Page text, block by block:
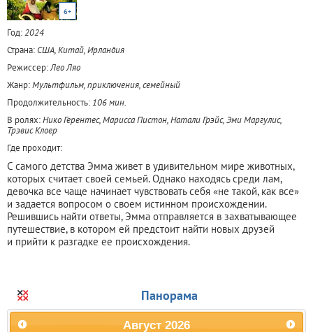
6+
Год:2024
Страна: США, Китай, Ирландия
Режиссер:Лео Ляо
Жанр:Мультфильм, приключения, семейный
Продолжительность: 106 мин.
В ролях:Нико Герентес, Марисса Пистон, Натали Грэйс, Эми Маргулис,
Трэвис Клоер
Где проходит:
С самого детства Эмма живет в удивительном мире животных,
которых считает своей семьей. Однако находясь среди лам,
девочка все чаще начинает чувствовать себя «не такой, как все»
и задается вопросом о своем истинном происхождении.
Решившись найти ответы, Эмма отправляется в захватывающее
путешествие, в котором ей предстоит найти новых друзей
и прийти к разгадке ее происхождения.
Панорама
Август 2026